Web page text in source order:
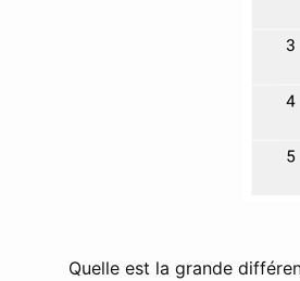
Quelle est la grande